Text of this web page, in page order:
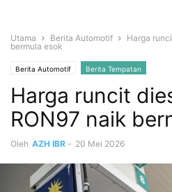
Utama Berita Automotif
Harga
bermula esok
Berita Automotif Berita Tempatan
Harga runcit
RON97 naik
Oleh AZH IBR - 20 Mei 2026